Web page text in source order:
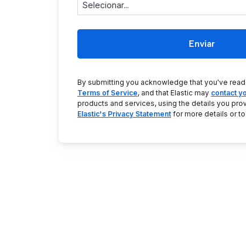
Enviar
By submitting you acknowledge that you've
Terms of Service, and that Elastic may contact
products and services, using the details you
Elastic's Privacy Statement for more details or